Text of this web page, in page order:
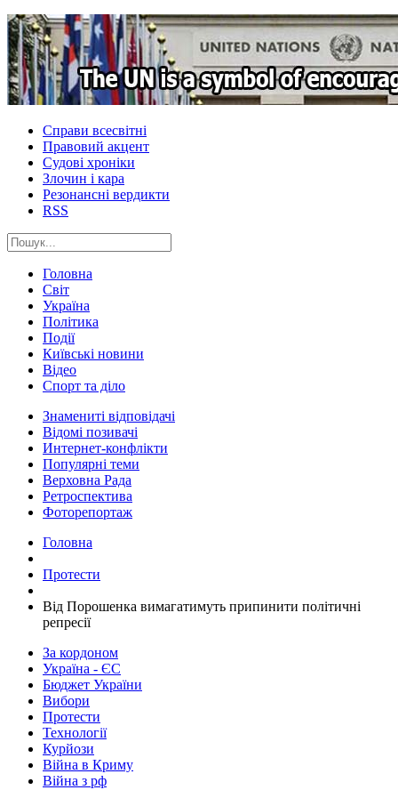
Справи всесвітні
Правовий акцент
Судові хроніки
Злочин і кара
Резонансні вердикти
RSS
Головна
Світ
Україна
Політика
Події
Київські новини
Відео
Спорт та діло
Знамениті відповідачі
Відомі позивачі
Интернет-конфлікти
Популярні теми
Верховна Рада
Ретроспектива
Фоторепортаж
Головна
Протести
Від Порошенка вимагатимуть припинити політичні
репресії
За кордоном
Україна - ЄС
Бюджет України
Вибори
Протести
Технології
Курйози
Війна в Криму
Війна з рф